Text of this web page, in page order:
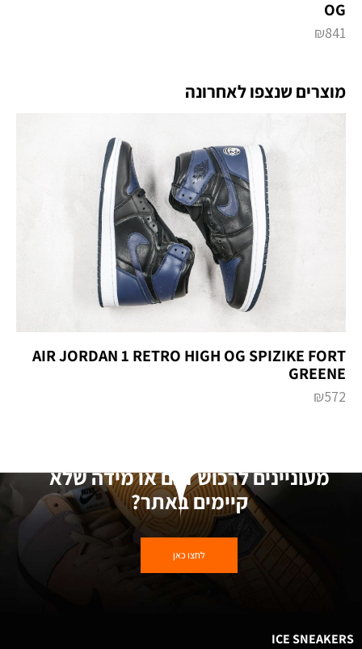
OG
₪841
מוצרים שנצפו לאחרונה
AIR JORDAN 1 RETRO HIGH OG SPIZIKE FORT
GREENE
₪572
מעוניינים לרכוש דגם או מידה שלא
קיימים באתר?
לחצו כאן
ICE SNEAKERS